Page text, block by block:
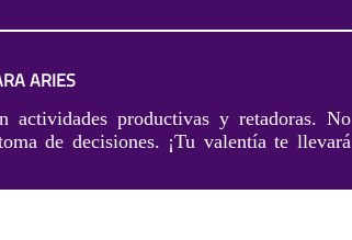
ARIES
actividades productivas y retadoras. No
de decisiones. ¡Tu valentía te llevará